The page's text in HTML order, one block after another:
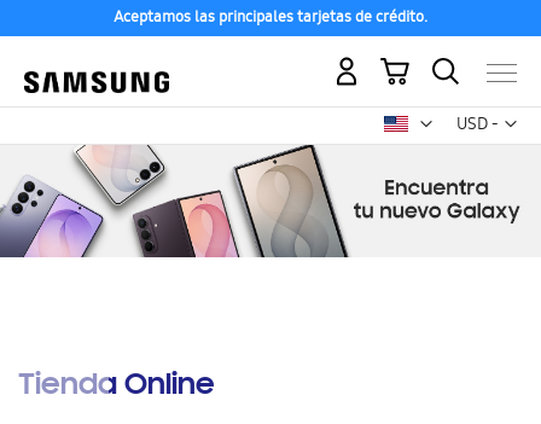
Aceptamos las principales tarjetas de crédito.
USD -
dólar
Mi carrito
Tienda Online